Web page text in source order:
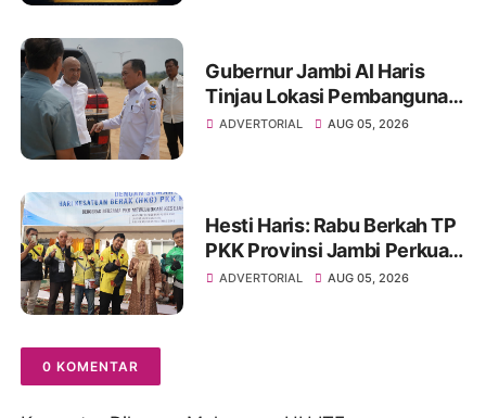
Gubernur Jambi Al Haris
Tinjau Lokasi Pembangunan
Sekolah Rakyat dan Lokasi
ADVERTORIAL AUG 05, 2026
Hesti Haris: Rabu Berkah TP
PKK Provinsi Jambi Perkuat
Literasi Keuangan dan
ADVERTORIAL AUG 05, 2026
0 KOMENTAR